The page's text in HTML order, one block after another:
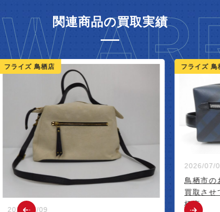
関連商品の買取実績
イズ 鳥栖店
07/09
フライズ 鳥栖店
2026/07/05
鳥栖市のお
買取させて
栖店